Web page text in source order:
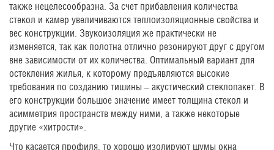
также нецелесообразна. За счет прибавления количества
стекол и камер увеличиваются теплоизоляционные свойства и
вес конструкции. Звукоизоляция же практически не
изменяется, так как полотна отлично резонируют друг с другом
вне зависимости от их количества. Оптимальный вариант для
остекления жилья, к которому предъявляются высокие
требования по созданию тишины – акустический стеклопакет. В
его конструкции большое значение имеет толщина стекол и
асимметрия пространств между ними, а также некоторые
другие «хитрости».
Что касается профиля, то хорошо изолируют шумы окна